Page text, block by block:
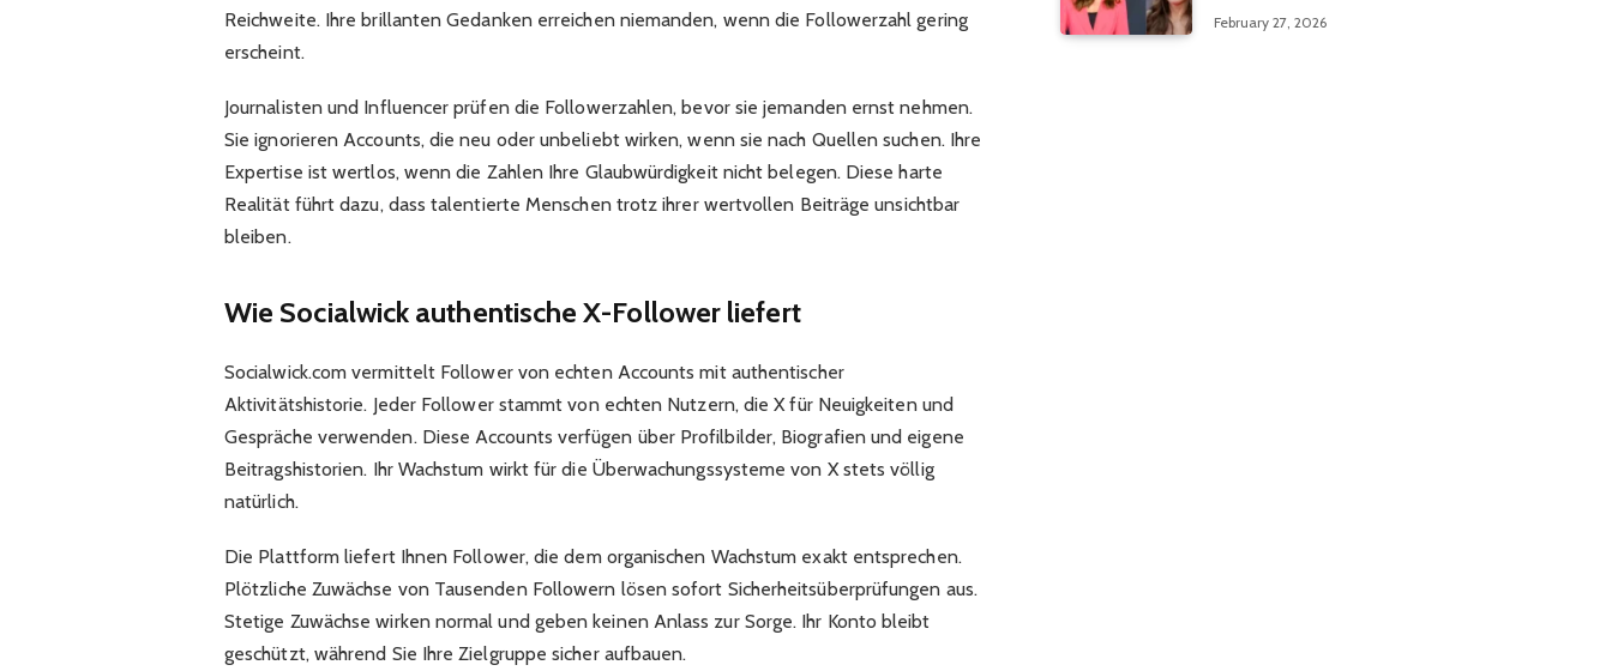
Reichweite. Ihre brillanten Gedanken erreichen niemanden, wenn die Followerzahl gering
erscheint.
Journalisten und Influencer prüfen die Followerzahlen, bevor sie jemanden ernst nehmen.
Sie ignorieren Accounts, die neu oder unbeliebt wirken, wenn sie nach Quellen suchen. Ihre
Expertise ist wertlos, wenn die Zahlen Ihre Glaubwürdigkeit nicht belegen. Diese harte
Realität führt dazu, dass talentierte Menschen trotz ihrer wertvollen Beiträge unsichtbar
bleiben.
Wie Socialwick authentische X-Follower liefert
Socialwick.com vermittelt Follower von echten Accounts mit authentischer
Aktivitätshistorie. Jeder Follower stammt von echten Nutzern, die X für Neuigkeiten und
Gespräche verwenden. Diese Accounts verfügen über Profilbilder, Biografien und eigene
Beitragshistorien. Ihr Wachstum wirkt für die Überwachungssysteme von X stets völlig
natürlich.
Die Plattform liefert Ihnen Follower, die dem organischen Wachstum exakt entsprechen.
Plötzliche Zuwächse von Tausenden Followern lösen sofort Sicherheitsüberprüfungen aus.
Stetige Zuwächse wirken normal und geben keinen Anlass zur Sorge. Ihr Konto bleibt
geschützt, während Sie Ihre Zielgruppe sicher aufbauen.
February 27, 2026